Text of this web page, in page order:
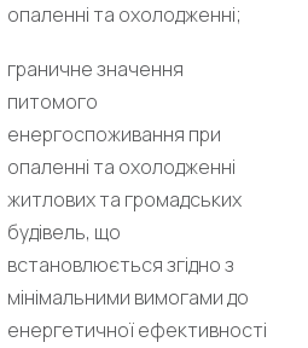
опаленні та охолодженні;
граничне значення
питомого
енергоспоживання при
опаленні та охолодженні
житлових та громадських
будівель, що
встановлюється згідно з
мінімальними вимогами до
енергетичної ефективності